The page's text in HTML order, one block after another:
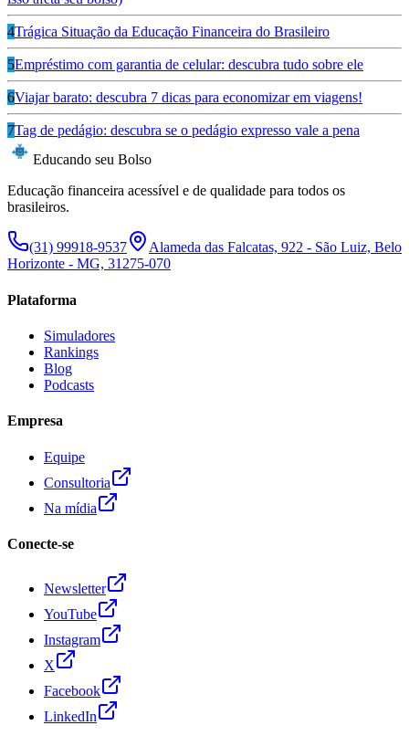
4Trágica Situação da Educação Financeira do Brasileiro
5Empréstimo com garantia de celular: descubra tudo sobre ele
6Viajar barato: descubra 7 dicas para economizar em viagens!
7Tag de pedágio: descubra se o pedágio expresso vale a pena
Educando seu Bolso
Educação financeira acessível e de qualidade para todos os
brasileiros.
(31) 99918-9537
Alameda das Falcatas, 922 - São Luiz, Belo
Horizonte - MG, 31275-070
Plataforma
Simuladores
Rankings
Blog
Podcasts
Empresa
Equipe
Consultoria
Na mídia
Conecte-se
Newsletter
YouTube
Instagram
X
Facebook
LinkedIn